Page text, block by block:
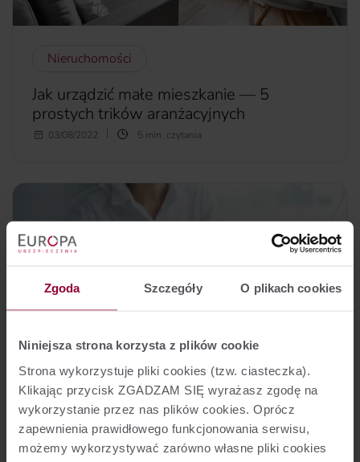
Zgoda Szczegóły O plikach cookies
Niniejsza strona korzysta z plików cookie
Strona wykorzystuje pliki cookies (tzw. ciasteczka).
Klikając przycisk ZGADZAM SIĘ wyrażasz zgodę na
wykorzystanie przez nas plików cookies. Oprócz
zapewnienia prawidłowego funkcjonowania serwisu,
możemy wykorzystywać zarówno własne pliki cookies
Nieruchomości
Jak urządzić małe mieszkanie — 5
prostych trików aranżacyjnych
Zastanawiasz się, jak urządzić niewielkie mieszkanie w
Wystarczy kilka prostych i niedrogich trików aranżacyjnych,
by uczynić małe mieszkanie bardziej funkcjonalnym i
optycznie je powiększyć. Oto kilka naszych pomysłów.
więcej...
03/08/2022 5 min. czytania
Nieruchomości
Wakacje kredytowe 2022 — od kiedy i